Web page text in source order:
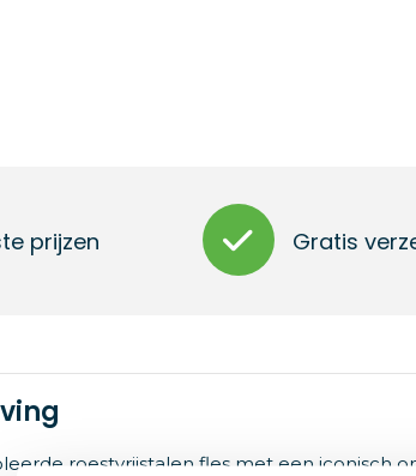
prijzen Gratis
roestvrijstalen fles met een iconisch